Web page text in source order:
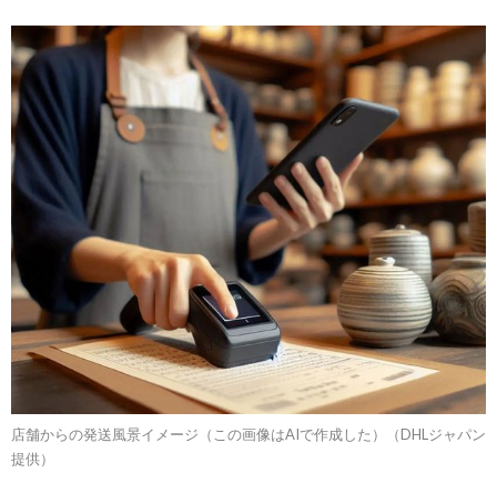
店舗からの発送風景イメージ（この画像はAIで作成した）（DHLジャパン
提供）